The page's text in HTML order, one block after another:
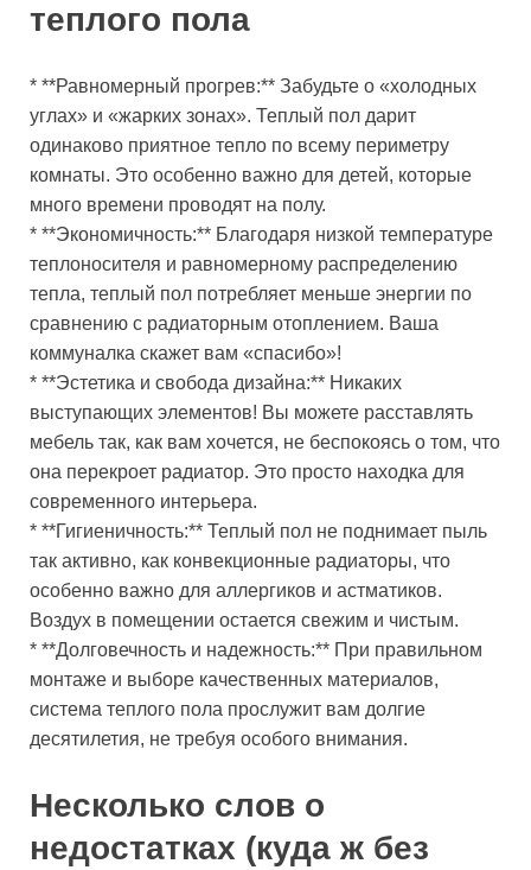
теплого пола
* **Равномерный прогрев:** Забудьте о «холодных
углах» и «жарких зонах». Теплый пол дарит
одинаково приятное тепло по всему периметру
комнаты. Это особенно важно для детей, которые
много времени проводят на полу.
* **Экономичность:** Благодаря низкой температуре
теплоносителя и равномерному распределению
тепла, теплый пол потребляет меньше энергии по
сравнению с радиаторным отоплением. Ваша
коммуналка скажет вам «спасибо»!
* **Эстетика и свобода дизайна:** Никаких
выступающих элементов! Вы можете расставлять
мебель так, как вам хочется, не беспокоясь о том, что
она перекроет радиатор. Это просто находка для
современного интерьера.
* **Гигиеничность:** Теплый пол не поднимает пыль
так активно, как конвекционные радиаторы, что
особенно важно для аллергиков и астматиков.
Воздух в помещении остается свежим и чистым.
* **Долговечность и надежность:** При правильном
монтаже и выборе качественных материалов,
система теплого пола прослужит вам долгие
десятилетия, не требуя особого внимания.
Несколько слов о
недостатках (куда ж без